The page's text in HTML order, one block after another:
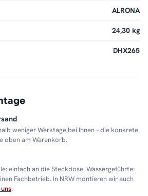
ALRONA
24,30 kg
DHX265
weniger Werktage bei Ihnen – die konkrete
oben am Warenkorb.
einfach an die Steckdose. Wassergeführte:
Fachbetrieb. In NRW montieren wir auch
.